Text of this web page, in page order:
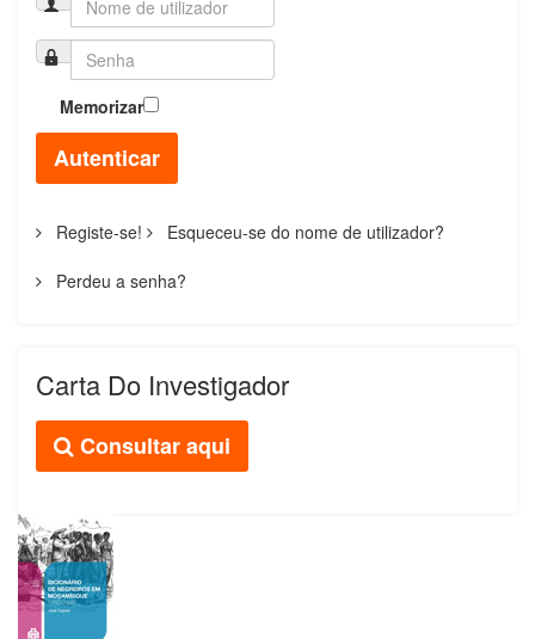
Memorizar
Autenticar
Registe-se! Esqueceu-se do nome de utilizador?
Perdeu a senha?
Carta Do Investigador
Consultar aqui